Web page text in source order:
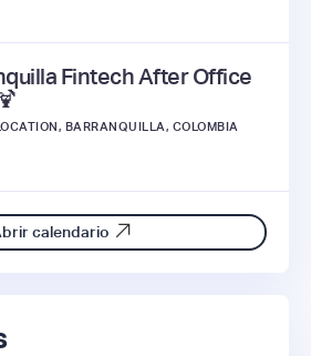
Fintech After Office
BARRANQUILLA, COLOMBIA
calendario